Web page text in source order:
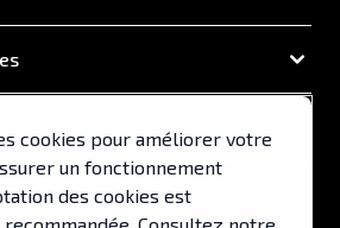
cookies pour améliorer votre
un fonctionnement
des cookies est